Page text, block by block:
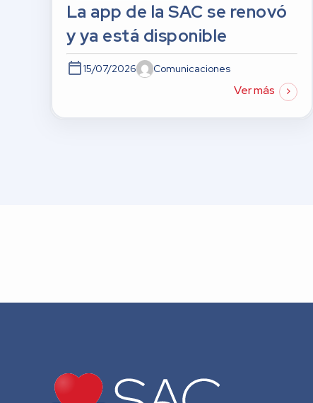
La app de la SAC se renovó
y ya está disponible
15/07/2026 Comunicaciones
Ver más